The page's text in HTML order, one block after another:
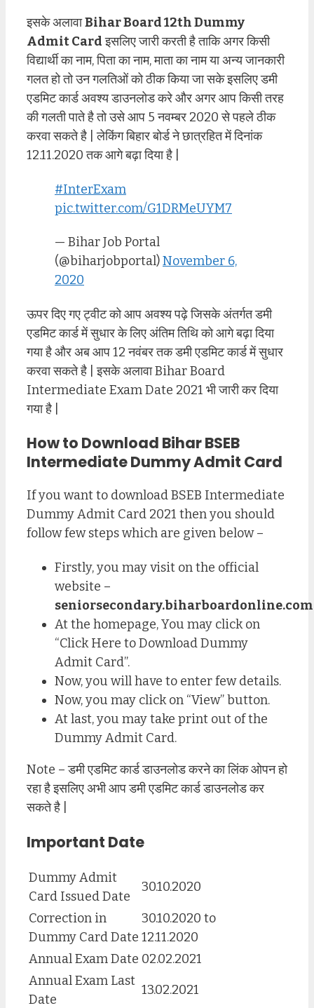
इसके अलावाBihar Board 12th Dummy
Admit Cardइसलिए जारी करती है ताकि अगर किसी
विद्यार्थी का नाम, पिता का नाम, माता का नाम या अन्य जानकारी
गलत हो तो उन गलतिओं को ठीक किया जा सके इसलिए डमी
एडमिट कार्ड अवश्य डाउनलोड करे और अगर आप किसी तरह
की गलती पाते है तो उसे आप 5 नवम्बर 2020 से पहले ठीक
करवा सकते है | लेकिंग बिहार बोर्ड ने छात्रहित में दिनांक
12.11.2020 तक आगे बढ़ा दिया है |
#InterExam
pic.twitter.com/G1DRMeUYM7
— Bihar Job Portal
(@biharjobportal)November 6,
2020
ऊपर दिए गए ट्वीट को आप अवश्य पढ़े जिसके अंतर्गत डमी
एडमिट कार्ड में सुधार के लिए अंतिम तिथि को आगे बढ़ा दिया
गया है और अब आप 12 नवंबर तक डमी एडमिट कार्ड में सुधार
करवा सकते है | इसके अलावा Bihar Board
Intermediate Exam Date 2021 भी जारी कर दिया
गया है |
How to Download Bihar BSEB
Intermediate Dummy Admit Card
If you want to download BSEB Intermediate
Dummy Admit Card 2021 then you should
follow few steps which are given below –
Firstly, you may visit on the official
website –
seniorsecondary.biharboardonline.com
At the homepage, You may click on
“Click Here to Download Dummy
Admit Card”.
Now, you will have to enter few details.
Now, you may click on “View” button.
At last, you may take print out of the
Dummy Admit Card.
Note – डमी एडमिट कार्ड डाउनलोड करने का लिंक ओपन हो
रहा है इसलिए अभी आप डमी एडमिट कार्ड डाउनलोड कर
सकते है |
Important Date
Dummy Admit
Card Issued Date
30.10.2020
Correction in
Dummy Card Date
30.10.2020 to
12.11.2020
Annual Exam Date 02.02.2021
Annual Exam Last
Date
13.02.2021